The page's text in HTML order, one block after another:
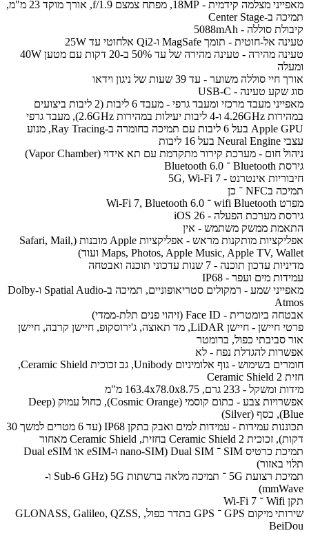
מאפייני מצלמה קידמית - 18MP, מפתח צמצם f/1.9, אורך מוקד 23 מ"מ,
תמיכה ב-Center Stage
קיבולת סוללה - 5088mAh
טעינה אל-חוטית - תומך MagSafe ו-Qi2 אלחוטי עד 25W
טעינה מהירה - טעינה מהירה של עד 50% ב-20 דקות עם מטען 40W
ומעלה
אורך חיי סוללה משוער - עד 39 שעות של ניגון וידאו
סוג שקע טעינה - USB-C
מאפייני מעבד מרכזי ומעבד גרפי - מעבד 6 ליבות (2 ליבות ביצועים
במהירות 4.26GHz ו-4 ליבות יעילות במהירות 2.6GHz), מעבד גרפי
Apple GPU בעל 6 ליבות עם תמיכה בחומרה ב-Ray Tracing, מנוע
עצבי Neural Engine בעל 16 ליבות
ניהול חום - מערכת קירור מתקדמת עם תא אידוי (Vapor Chamber)
גירסת Bluetooth ־ Bluetooth 6.0
חיבוריות אינטרנט - 5G, Wi-Fi 7
תמיכה בNFC ־ כן
מפרט wifi Bluetooth ־ Wi-Fi 7, Bluetooth 6.0
גירסת מערכת הפעלה - iOS 26
התאמת ממשק משתמש - אין
אפליקציות מותקנות מראש - אפליקציות Apple מובנות (Safari, Mail,
Maps, Photos, Apple Music, Apple TV, Wallet ועוד)
מדיניות עדכון תוכנה - 7 שנות עדכוני תוכנה ואבטחה
עמידות מים ועפר - IP68
מאפייני שמע - רמקולים סטריאופוניים, תמיכה ב-Spatial Audio ו-Dolby
Atmos
אבטחה ביומטרית - Face ID (זיהוי פנים תלת-ממדי)
פרטי חיישן - חיישן LiDAR, מד תאוצה, ג'ירוסקופ, חיישן קרבה, חיישן
אור סביבתי כפול, ברומטר
אפשרות להגדלת נפח - לא
חומרים בשימוש - גוף אלומיניום Unibody, גב זכוכית Ceramic Shield,
חזית Ceramic Shield 2
מידות ומשקל - 233 גרם, 163.4x78.0x8.75 מ"מ
אפשרויות צבע - כתום קוסמי (Cosmic Orange), כחול עמוק (Deep
Blue), כסף (Silver)
תכוננות עמידות - עמידות למים ואבק בתקן IP68 (עד 6 מטרים למשך 30
דקות), זכוכית Ceramic Shield 2 בחזית, Ceramic Shield מאחור
תמיכת כרטיס SIM ־ Dual SIM (nano-SIM ו-eSIM או Dual eSIM
תלוי באזור)
תמיכת רצועת 5G ־ תמיכה מלאה ברשתות 5G (Sub-6 GHz ו-
mmWave)
תקן Wifi ־ Wi-Fi 7
שירותי מיקום GPS ־ GPS בתדר כפול, GLONASS, Galileo, QZSS,
BeiDou